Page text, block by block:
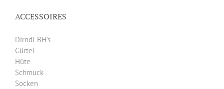
ACCESSOIRES
Dirndl-BH’s
Gürtel
Hüte
Schmuck
Socken